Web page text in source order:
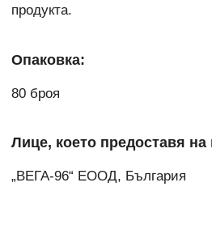
продукта.
Опаковка:
80 броя
Лице, което предоставя на
„ВЕГА-96“ ЕООД, България